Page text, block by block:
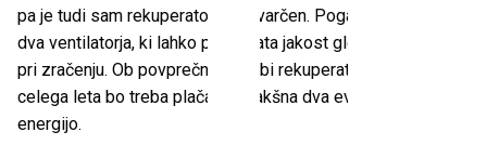
pa je tudi sam rekuperator zelo varčen. Poganjati je treba le
dva ventilatorja, ki lahko prilagajata jakost glede na potrebe
pri zračenju. Ob povprečni uporabi rekuperatorja preko
celega leta bo treba plačati le kakšna dva evra za električno
energijo.